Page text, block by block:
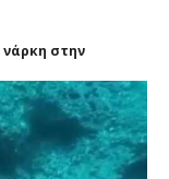
νάρκη στην